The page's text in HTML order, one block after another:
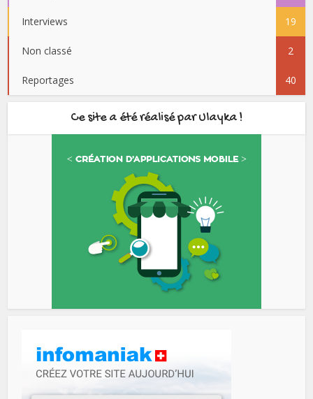
Interviews 19
Non classé 2
Reportages 40
Ce site a été réalisé par Ulayka !